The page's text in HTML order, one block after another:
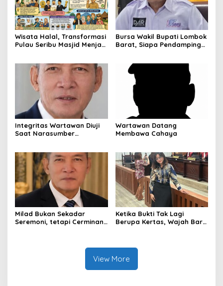
Wisata Halal, Transformasi
Pulau Seribu Masjid Menjadi
Bursa Wakil Bupati Lombok
Barat, Siapa Pendamping
Integritas Wartawan Diuji
Saat Narasumber
Wartawan Datang
Membawa Cahaya
Milad Bukan Sekadar
Seremoni, tetapi Cerminan
Ketika Bukti Tak Lagi
Berupa Kertas, Wajah Baru
View More